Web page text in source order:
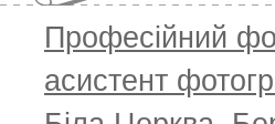
Професійний
асистент